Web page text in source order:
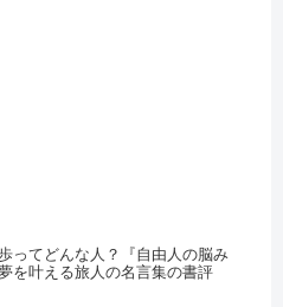
ってどんな人？『自由人の脳み
を叶える旅人の名言集の書評